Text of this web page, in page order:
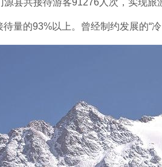
源县共接待游客91276人次，实现
量的93%以上。曾经制约发展的“